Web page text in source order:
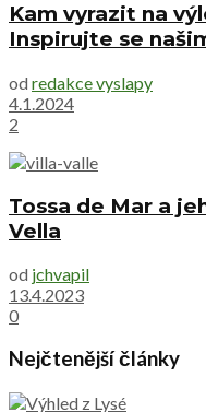
Kam vyrazit na
Inspirujte se
od redakce vyslapy
4.1.2024
2
Tossa de Mar a
Vella
od jchvapil
13.4.2023
0
Nejčtenější články